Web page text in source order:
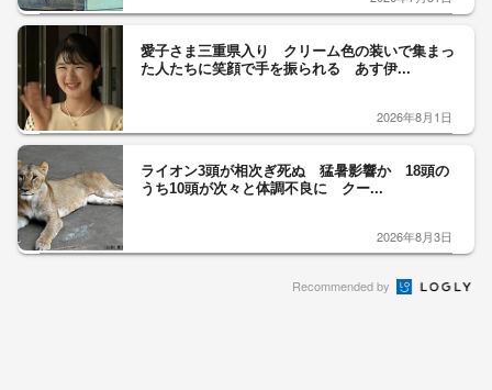
愛子さま三重県入り クリーム色の装いで集まっ
た人たちに笑顔で手を振られる あす伊...
2026年8月1日
ライオン3頭が相次ぎ死ぬ 猛暑影響か 18頭の
うち10頭が次々と体調不良に クー...
2026年8月3日
Recommended by